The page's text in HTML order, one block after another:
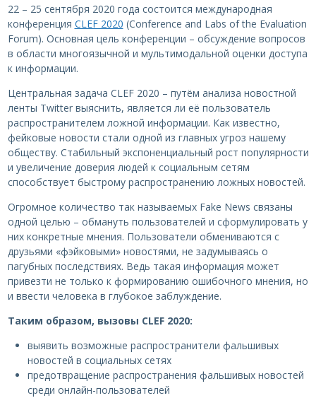
22 – 25 сентября 2020 года состоится международная
конференция CLEF 2020 (Conference and Labs of the Evaluation
Forum). Основная цель конференции – обсуждение вопросов
в области многоязычной и мультимодальной оценки доступа
к информации.
Центральная задача CLEF 2020 – путём анализа новостной
ленты Twitter выяснить, является ли её пользователь
распространителем ложной информации. Как известно,
фейковые новости стали одной из главных угроз нашему
обществу. Стабильный экспоненциальный рост популярности
и увеличение доверия людей к социальным сетям
способствует быстрому распространению ложных новостей.
Огромное количество так называемых Fake News связаны
одной целью – обмануть пользователей и сформулировать у
них конкретные мнения. Пользователи обмениваются с
друзьями «фэйковыми» новостями, не задумываясь о
пагубных последствиях. Ведь такая информация может
привезти не только к формированию ошибочного мнения, но
и ввести человека в глубокое заблуждение.
Таким образом, вызовы CLEF 2020:
выявить возможные распространители фальшивых
новостей в социальных сетях
предотвращение распространения фальшивых новостей
среди онлайн-пользователей